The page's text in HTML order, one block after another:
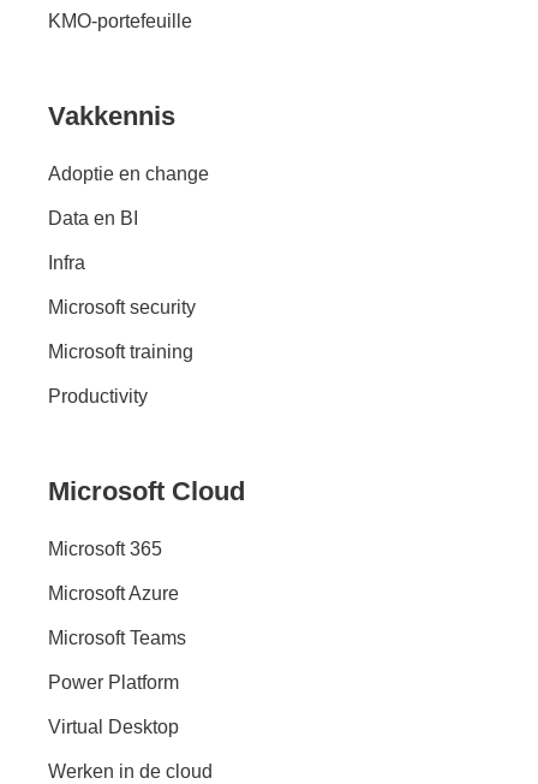
KMO-portefeuille
Vakkennis
Adoptie en change
Data en BI
Infra
Microsoft security
Microsoft training
Productivity
Microsoft Cloud
Microsoft 365
Microsoft Azure
Microsoft Teams
Power Platform
Virtual Desktop
Werken in de cloud